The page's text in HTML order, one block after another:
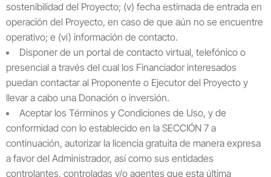
sostenibilidad del Proyecto; (v) fecha estimada de entrada en
operación del Proyecto, en caso de que aún no se encuentre
operativo; e (vi) información de contacto.
Disponer de un portal de contacto virtual, telefónico o
presencial a través del cual los Financiador interesados
puedan contactar al Proponente o Ejecutor del Proyecto y
llevar a cabo una Donación o inversión.
Aceptar los Términos y Condiciones de Uso, y de
conformidad con lo establecido en la SECCIÓN 7 a
continuación, autorizar la licencia gratuita de manera expresa
a favor del Administrador, así como sus entidades
controlantes, controladas y/o agentes que esta última